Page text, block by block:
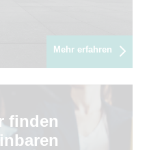
Mehr erfahren
finden